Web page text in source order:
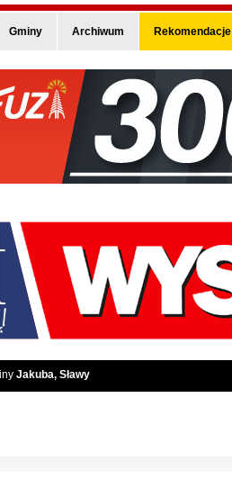
Gminy Archiwum Rekomendacje
Jakuba, Sławy